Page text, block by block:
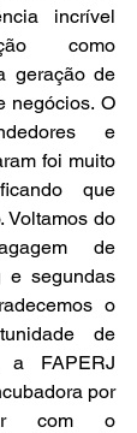
incrível
como
geração de
negócios. O
e
foi muito
que
Voltamos do
de
e segundas
o
de
a FAPERJ
por
com o